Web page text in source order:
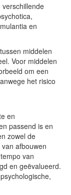
en
middelen
Voor middelen
om een
het risico
en
passend is en
zowel de
afbouwen
van
en geëvalueerd.